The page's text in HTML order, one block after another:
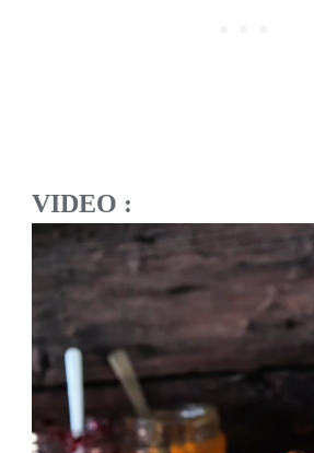
VIDEO :
Lecteur
vidéo